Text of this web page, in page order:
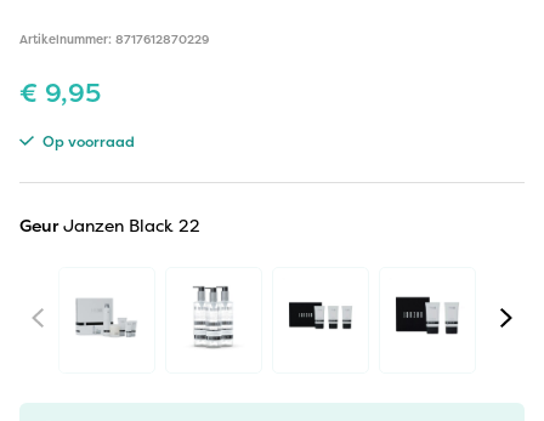
Artikelnummer: 8717612870229
€ 9,95
Op voorraad
GeurJanzen Black 22